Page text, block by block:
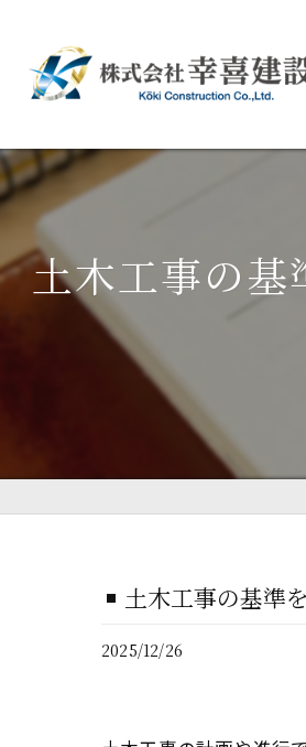
土木工事の基
土木工事の基準
2025/12/26